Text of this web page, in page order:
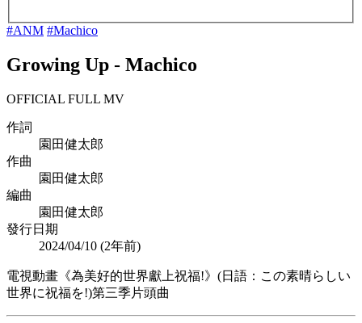
#ANM #Machico
Growing Up - Machico
OFFICIAL FULL MV
作詞
園田健太郎
作曲
園田健太郎
編曲
園田健太郎
發行日期
2024/04/10 (2年前)
電視動畫《為美好的世界獻上祝福!》(日語：この素晴らしい
世界に祝福を!)第三季片頭曲